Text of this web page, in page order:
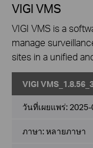
VIGI VMS
VIGI VMS is a
manage
sites in a unified
VIGI
วันที่เผยแพร่:
ภาษา:หลายภาษา